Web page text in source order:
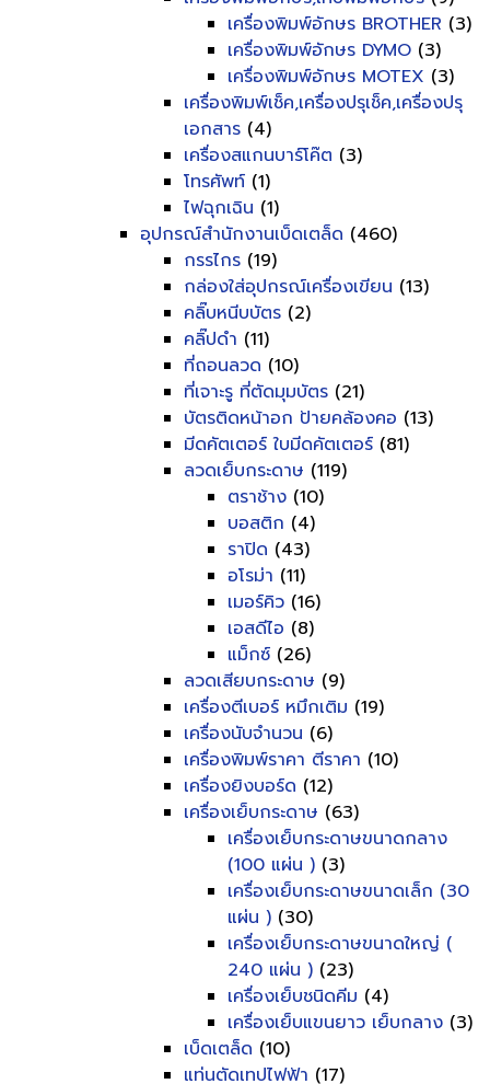
เครื่องพิมพ์อักษร BROTHER (3)
เครื่องพิมพ์อักษร DYMO (3)
เครื่องพิมพ์อักษร MOTEX (3)
เครื่องพิมพ์เช็ค,เครื่องปรุเช็ค,เครื่องปรุ
เอกสาร (4)
เครื่องสแกนบาร์โค๊ต (3)
โทรศัพท์ (1)
ไฟฉุกเฉิน (1)
อุปกรณ์สำนักงานเบ็ดเตล็ด (460)
กรรไกร (19)
กล่องใส่อุปกรณ์เครื่องเขียน (13)
คลิ๊บหนีบบัตร (2)
คลิ๊ปดำ (11)
ที่ถอนลวด (10)
ที่เจาะรู ที่ตัดมุมบัตร (21)
บัตรติดหน้าอก ป้ายคล้องคอ (13)
มีดคัตเตอร์ ใบมีดคัตเตอร์ (81)
ลวดเย็บกระดาษ (119)
ตราช้าง (10)
บอสติก (4)
ราปิด (43)
อโรม่า (11)
เมอร์คิว (16)
เอสดีไอ (8)
แม็กซ์ (26)
ลวดเสียบกระดาษ (9)
เครื่องตีเบอร์ หมึกเติม (19)
เครื่องนับจำนวน (6)
เครื่องพิมพ์ราคา ตีราคา (10)
เครื่องยิงบอร์ด (12)
เครื่องเย็บกระดาษ (63)
เครื่องเย็บกระดาษขนาดกลาง
(100 แผ่น ) (3)
เครื่องเย็บกระดาษขนาดเล็ก (30
แผ่น ) (30)
เครื่องเย็บกระดาษขนาดใหญ่ (
240 แผ่น ) (23)
เครื่องเย็บชนิดคีม (4)
เครื่องเย็บแขนยาว เย็บกลาง (3)
เบ็ดเตล็ด (10)
แท่นตัดเทปไฟฟ้า (17)